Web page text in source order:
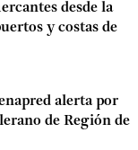
desde la
y costas de
alerta por
de Región de